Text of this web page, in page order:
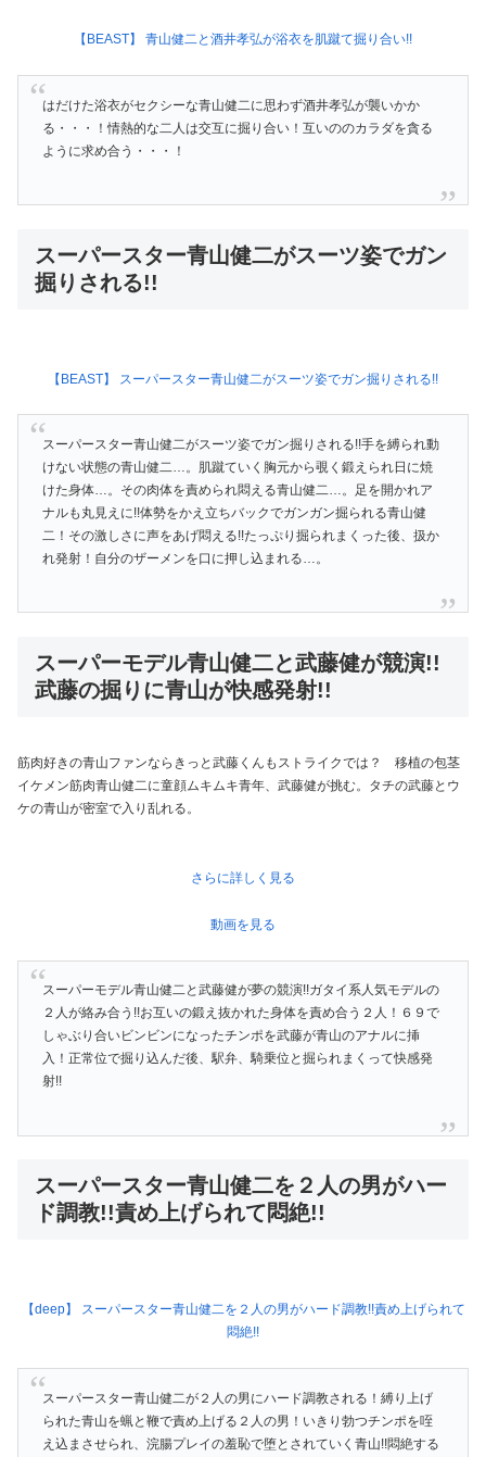
【BEAST】 青山健二と酒井孝弘が浴衣を肌蹴て掘り合い!!
はだけた浴衣がセクシーな青山健二に思わず酒井孝弘が襲いかか
る・・・！情熱的な二人は交互に掘り合い！互いののカラダを貪る
ように求め合う・・・！
スーパースター青山健二がスーツ姿でガン
掘りされる!!
【BEAST】 スーパースター青山健二がスーツ姿でガン掘りされる!!
スーパースター青山健二がスーツ姿でガン掘りされる!!手を縛られ動
けない状態の青山健二…。肌蹴ていく胸元から覗く鍛えられ日に焼
けた身体…。その肉体を責められ悶える青山健二…。足を開かれア
ナルも丸見えに!!体勢をかえ立ちバックでガンガン掘られる青山健
二！その激しさに声をあげ悶える!!たっぷり掘られまくった後、扱か
れ発射！自分のザーメンを口に押し込まれる…。
スーパーモデル青山健二と武藤健が競演!!
武藤の掘りに青山が快感発射!!
筋肉好きの青山ファンならきっと武藤くんもストライクでは？ 移植の包茎
イケメン筋肉青山健二に童顔ムキムキ青年、武藤健が挑む。タチの武藤とウ
ケの青山が密室で入り乱れる。
さらに詳しく見る
動画を見る
スーパーモデル青山健二と武藤健が夢の競演!!ガタイ系人気モデルの
２人が絡み合う!!お互いの鍛え抜かれた身体を責め合う２人！６９で
しゃぶり合いビンビンになったチンポを武藤が青山のアナルに挿
入！正常位で掘り込んだ後、駅弁、騎乗位と掘られまくって快感発
射!!
スーパースター青山健二を２人の男がハー
ド調教!!責め上げられて悶絶!!
【deep】 スーパースター青山健二を２人の男がハード調教!!責め上げられて
悶絶!!
スーパースター青山健二が２人の男にハード調教される！縛り上げ
られた青山を蝋と鞭で責め上げる２人の男！いきり勃つチンポを咥
え込まさせられ、浣腸プレイの羞恥で堕とされていく青山!!悶絶する